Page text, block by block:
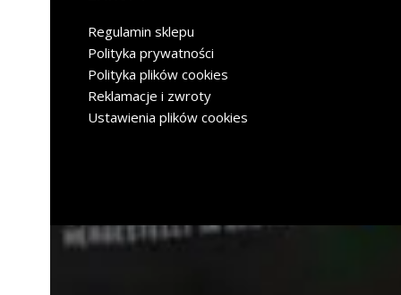
Regulamin sklepu
Polityka prywatności
Polityka plików cookies
Reklamacje i zwroty
Ustawienia plików cookies